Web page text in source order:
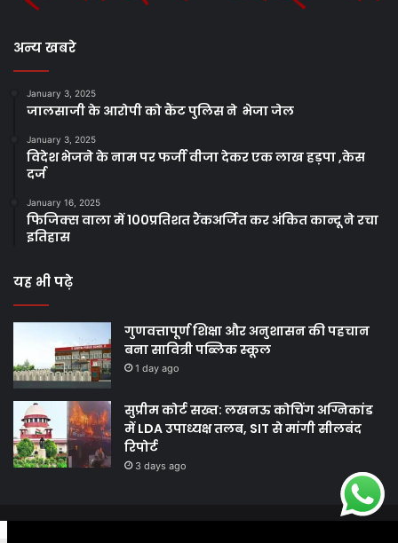
अन्य खबरे
January 3, 2025
जालसाजी के आरोपी को कैंट पुलिस ने भेजा जेल
January 3, 2025
विदेश भेजने के नाम पर फर्जी वीजा देकर एक लाख हड़पा ,केस
दर्ज
January 16, 2025
फिजिक्स वाला में 100प्रतिशत रैंकअर्जित कर अंकित कान्दू ने रचा
इतिहास
यह भी पढ़े
गुणवत्तापूर्ण शिक्षा और अनुशासन की पहचान
बना सावित्री पब्लिक स्कूल
1 day ago
सुप्रीम कोर्ट सख्त: लखनऊ कोचिंग अग्निकांड
में LDA उपाध्यक्ष तलब, SIT से मांगी सीलबंद
रिपोर्ट
3 days ago